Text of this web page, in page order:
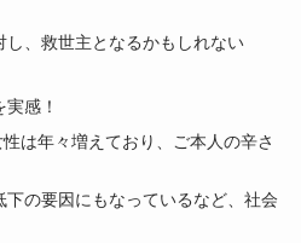
、救世主となるかもしれない
感！
は年々増えており、ご本人の辛さ
の要因にもなっているなど、社会